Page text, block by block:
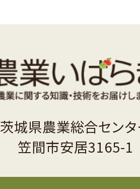
茨城県農業総合セン
笠間市安居3165-1